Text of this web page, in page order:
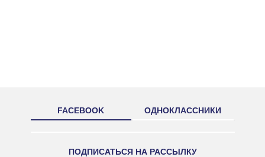
FACEBOOK ОДНОКЛАССНИКИ
ПОДПИСАТЬСЯ НА РАССЫЛКУ